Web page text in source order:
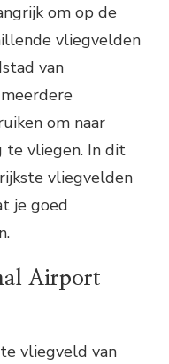
om op de
vliegvelden
van
om naar
te vliegen. In dit
vliegvelden
je goed
Airport
vliegveld van